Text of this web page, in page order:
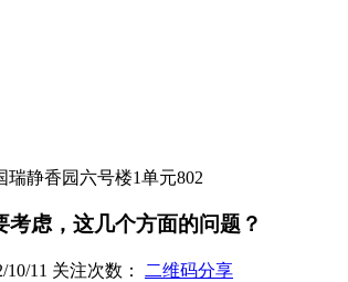
静香园六号楼1单元802
虑，这几个方面的问题？
11 关注次数： 二维码分享